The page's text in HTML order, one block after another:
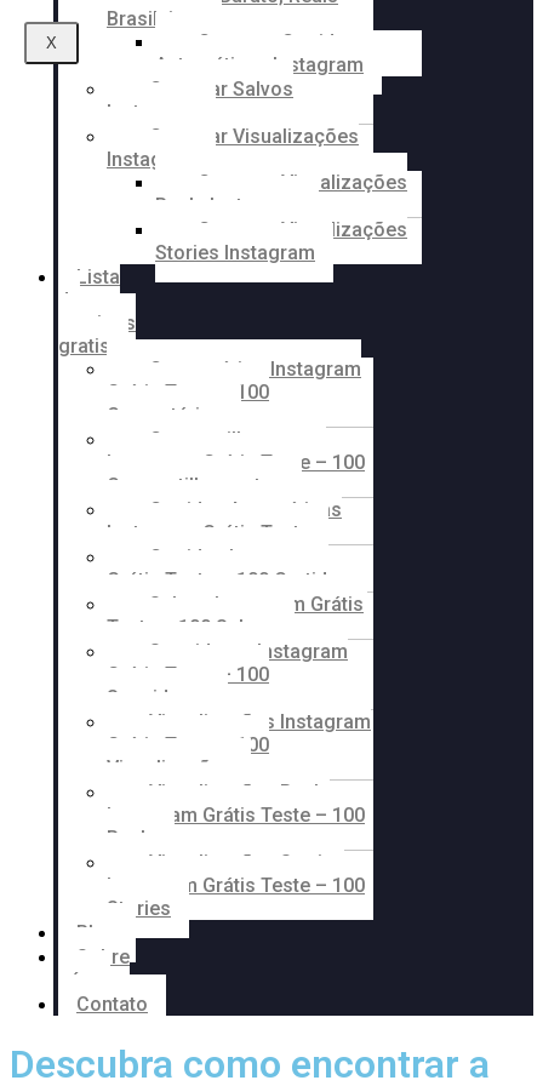
X
Brasileiros
Comprar Curtidas
Automáticas Instagram
Comprar Salvos
Instagram
Comprar Visualizações
Instagram
Comprar Visualizações
Reels Instagram
Comprar Visualizações
Stories Instagram
Lista
de
serviços
gratis
Comentários Instagram
Grátis Teste – 100
Comentários
Compartilhamentos
Instagram Grátis Teste – 100
Compartilhamentos
Curtidas Automáticas
Instagram Grátis Teste
Curtidas Instagram
Grátis Teste – 100 Curtidas
Salvos Instagram Grátis
Teste – 100 Salvos
Seguidores Instagram
Grátis Teste – 100
Seguidores
Visualizações Instagram
Grátis Teste – 100
Visualizações
Visualizações Reels
Instagram Grátis Teste – 100
Reels
Visualizações Stories
Instagram Grátis Teste – 100
Stories
Blog
Sobre
nós
Contato
Descubra como encontrar a